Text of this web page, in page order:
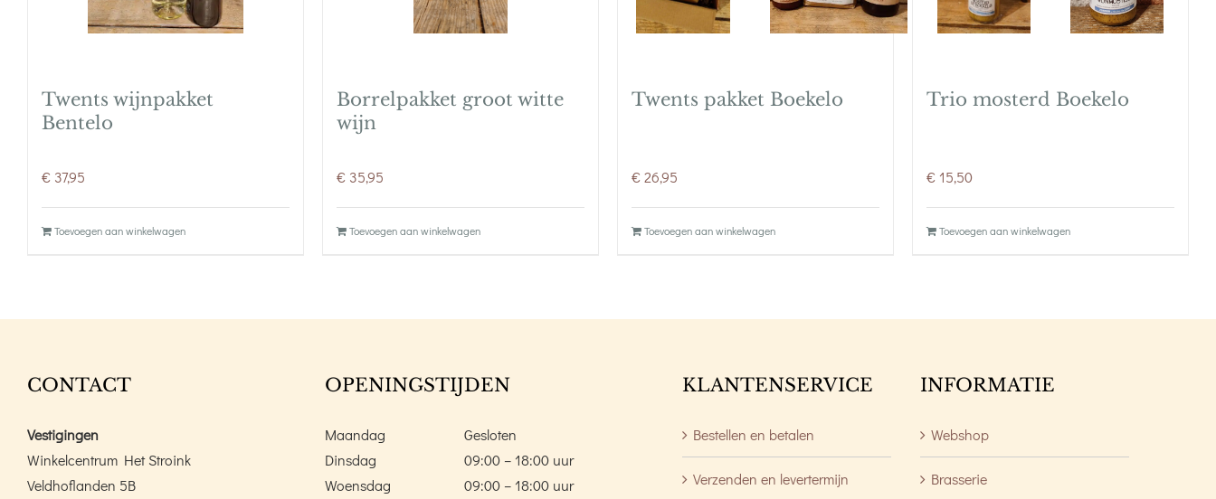
Twents wijnpakket
Bentelo
€ 37,95
Toevoegen aan winkelwagen
Borrelpakket groot witte
wijn
€ 35,95
Toevoegen aan winkelwagen
Twents pakket Boekelo
€26,95
Toevoegen aan winkelwagen
Trio mosterd Boekelo
€ 15,50
Toevoegen aan winkelwagen
CONTACT
Vestigingen
Winkelcentrum Het Stroink
Veldhoflanden 5B
OPENINGSTIJDEN
Maandag
Gesloten
Dinsdag
09:00 – 18:00 uur
Woensdag
09:00 – 18:00 uur
KLANTENSERVICE
Bestellen en betalen
Verzenden en levertermijn
INFORMATIE
Webshop
Brasserie